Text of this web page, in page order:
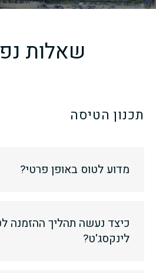
שאלות
תכנון הטיסה
מדוע לטוס באופן פרטי?
כיצד נעשה תהליך ההזמנה
לינקסג'ט?